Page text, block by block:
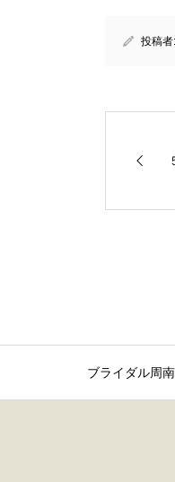
投稿者:
ブライダル周南